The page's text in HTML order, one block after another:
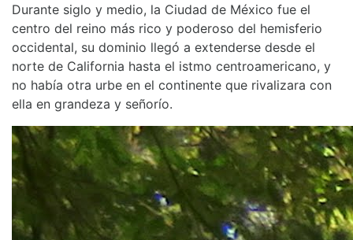
Durante siglo y medio, la Ciudad de México fue el
centro del reino más rico y poderoso del hemisferio
occidental, su dominio llegó a extenderse desde el
norte de California hasta el istmo centroamericano, y
no había otra urbe en el continente que rivalizara con
ella en grandeza y señorío.